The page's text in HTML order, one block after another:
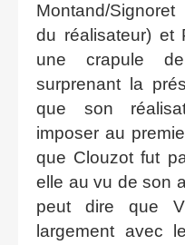
Montand/
du réalisateur) et
une crapule
surprenant la
que son
imposer au
que Clouzot fut
elle au vu de son
peut dire que
largement avec